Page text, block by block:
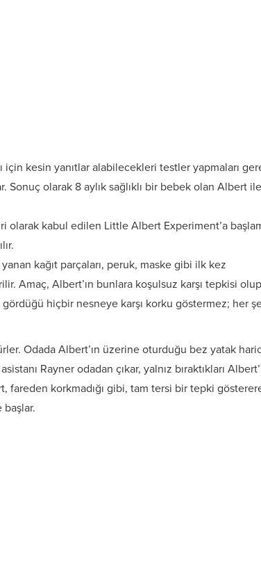
için kesin yanıtlar alabilecekleri testler yapmaları
Sonuç olarak 8 aylık sağlıklı bir bebek olan Albert
kabul edilen Little Albert Experiment’a
kağıt parçaları, peruk, maske gibi ilk kez
Amaç, Albert’ın bunlara koşulsuz karşı tepkisi olup
hiçbir nesneye karşı korku göstermez; her
Odada Albert’ın üzerine oturduğu bez yatak
Rayner odadan çıkar, yalnız bıraktıkları
fareden korkmadığı gibi, tam tersi bir tepki
başlar.